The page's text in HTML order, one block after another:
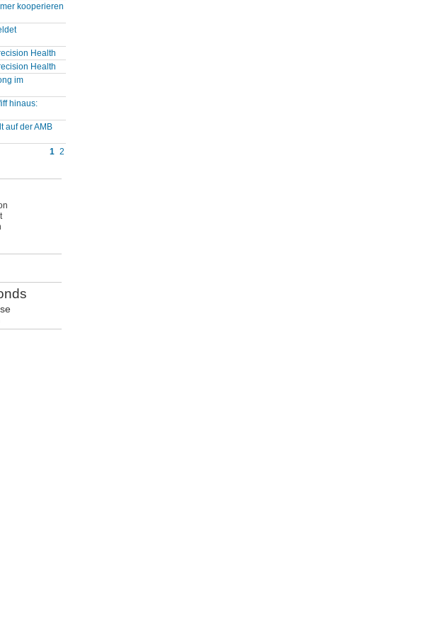
kooperieren
Health
Health
im
hinaus:
auf der AMB
1 2